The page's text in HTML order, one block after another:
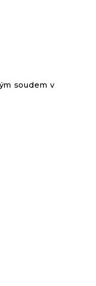
soudem v